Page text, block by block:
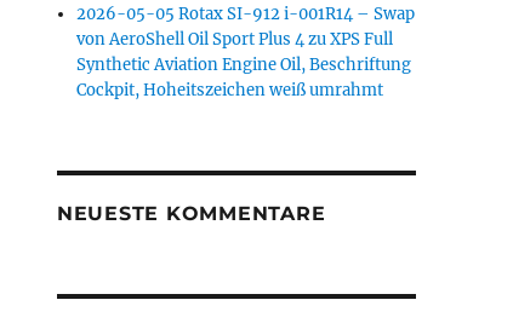
2026-05-05 Rotax SI-912 i-001R14 – Swap
von AeroShell Oil Sport Plus 4 zu XPS Full
Synthetic Aviation Engine Oil, Beschriftung
Cockpit, Hoheitszeichen weiß umrahmt
NEUESTE KOMMENTARE